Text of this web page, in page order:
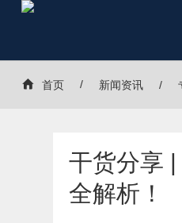
首页 新闻资讯
干货分享
全解析！